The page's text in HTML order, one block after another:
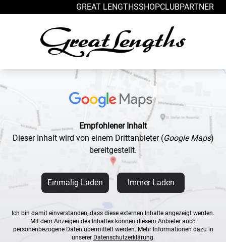
GREAT LENGTHSSHOPCLUBPARTNER
Empfohlener Inhalt
Dieser Inhalt wird von einem Drittanbieter (Google Maps)
bereitgestellt.
Einmalig Laden Immer Laden
Ich bin damit einverstanden, dass diese externen Inhalte angezeigt werden.
Mit dem Anzeigen des Inhaltes können diesem Anbieter auch
personenbezogene Daten übermittelt werden. Mehr Informationen dazu in
unserer Datenschutzerklärung.